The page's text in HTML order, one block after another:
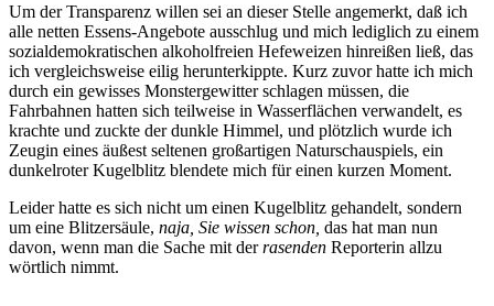
Um der Transparenz willen sei an dieser Stelle angemerkt, daß ich
alle netten Essens-Angebote ausschlug und mich lediglich zu einem
sozialdemokratischen alkoholfreien Hefeweizen hinreißen ließ, das
ich vergleichsweise eilig herunterkippte. Kurz zuvor hatte ich mich
durch ein gewisses Monstergewitter schlagen müssen, die
Fahrbahnen hatten sich teilweise in Wasserflächen verwandelt, es
krachte und zuckte der dunkle Himmel, und plötzlich wurde ich
Zeugin eines äußest seltenen großartigen Naturschauspiels, ein
dunkelroter Kugelblitz blendete mich für einen kurzen Moment.
Leider hatte es sich nicht um einen Kugelblitz gehandelt, sondern
um eine Blitzersäule, naja, Sie wissen schon, das hat man nun
davon, wenn man die Sache mit derrasenden Reporterin allzu
wörtlich nimmt.